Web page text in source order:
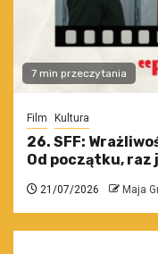
7 min przeczytania
Film Kultura
26. SFF:
Od początku, raz
21/07/2026 Maja